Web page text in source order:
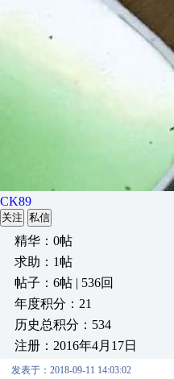
CK89
关注 私信
精华：0帖
求助：1帖
帖子：6帖 | 536回
年度积分：21
历史总积分：534
注册：2016年4月17日
发表于：2018-09-11 14:03:02